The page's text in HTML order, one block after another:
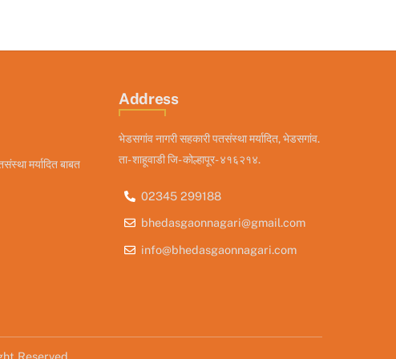
मर्यादित बाबत
Address
भेडसगांव नागरी सहकारी पतसंस्था मर्यादित, भेडसगांव.
ता- शाहूवाडी जि- कोल्हापूर- ४१६२१४.
02345 299188
bhedasgaonnagari@gmail.com
info@bhedasgaonnagari.com